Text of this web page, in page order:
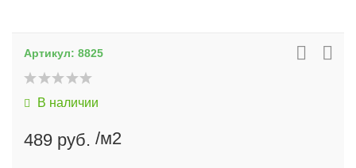
Артикул: 8825
В наличии
489 руб. /м2